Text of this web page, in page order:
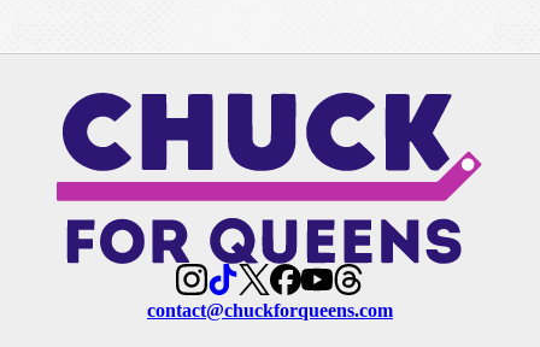
contact@chuckforqueens.com